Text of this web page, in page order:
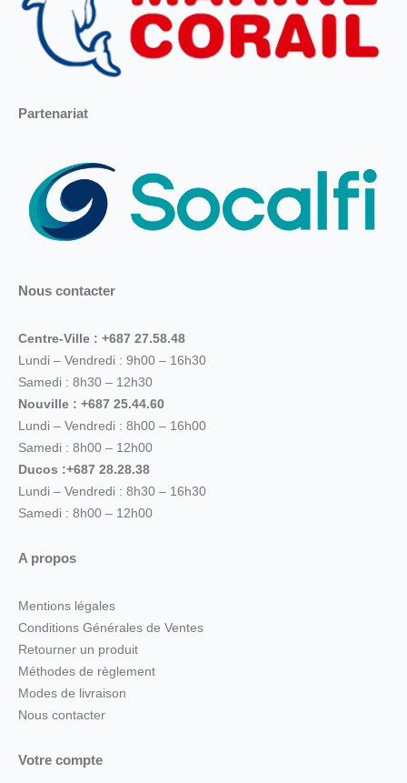
Partenariat
Nous contacter
Centre-Ville : +687 27.58.48
Lundi – Vendredi : 9h00 – 16h30
Samedi : 8h30 – 12h30
Nouville : +687 25.44.60
Lundi – Vendredi : 8h00 – 16h00
Samedi : 8h00 – 12h00
Ducos :+687 28.28.38
Lundi – Vendredi : 8h30 – 16h30
Samedi : 8h00 – 12h00
A propos
Mentions légales
Conditions Générales de Ventes
Retourner un produit
Méthodes de règlement
Modes de livraison
Nous contacter
Votre compte